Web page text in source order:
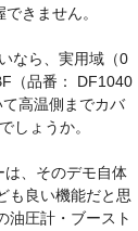
きません。
なら、実用域（0
（品番： DF1040
高温側までカバ
しょうか。
、そのデモ自体
も良い機能だと思
油圧計・ブースト